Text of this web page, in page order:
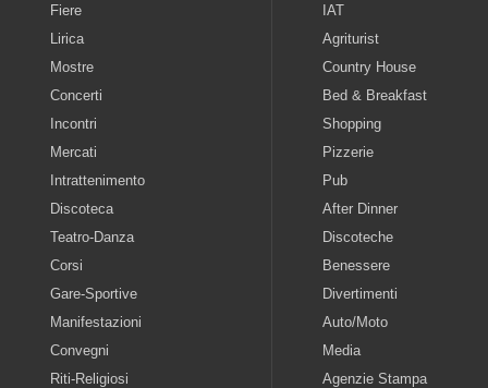
Fiere
Lirica
Mostre
Concerti
Incontri
Mercati
Intrattenimento
Discoteca
Teatro-Danza
Corsi
Gare-Sportive
Manifestazioni
Convegni
Riti-Religiosi
IAT
Agriturist
Country House
Bed & Breakfast
Shopping
Pizzerie
Pub
After Dinner
Discoteche
Benessere
Divertimenti
Auto/Moto
Media
Agenzie Stampa